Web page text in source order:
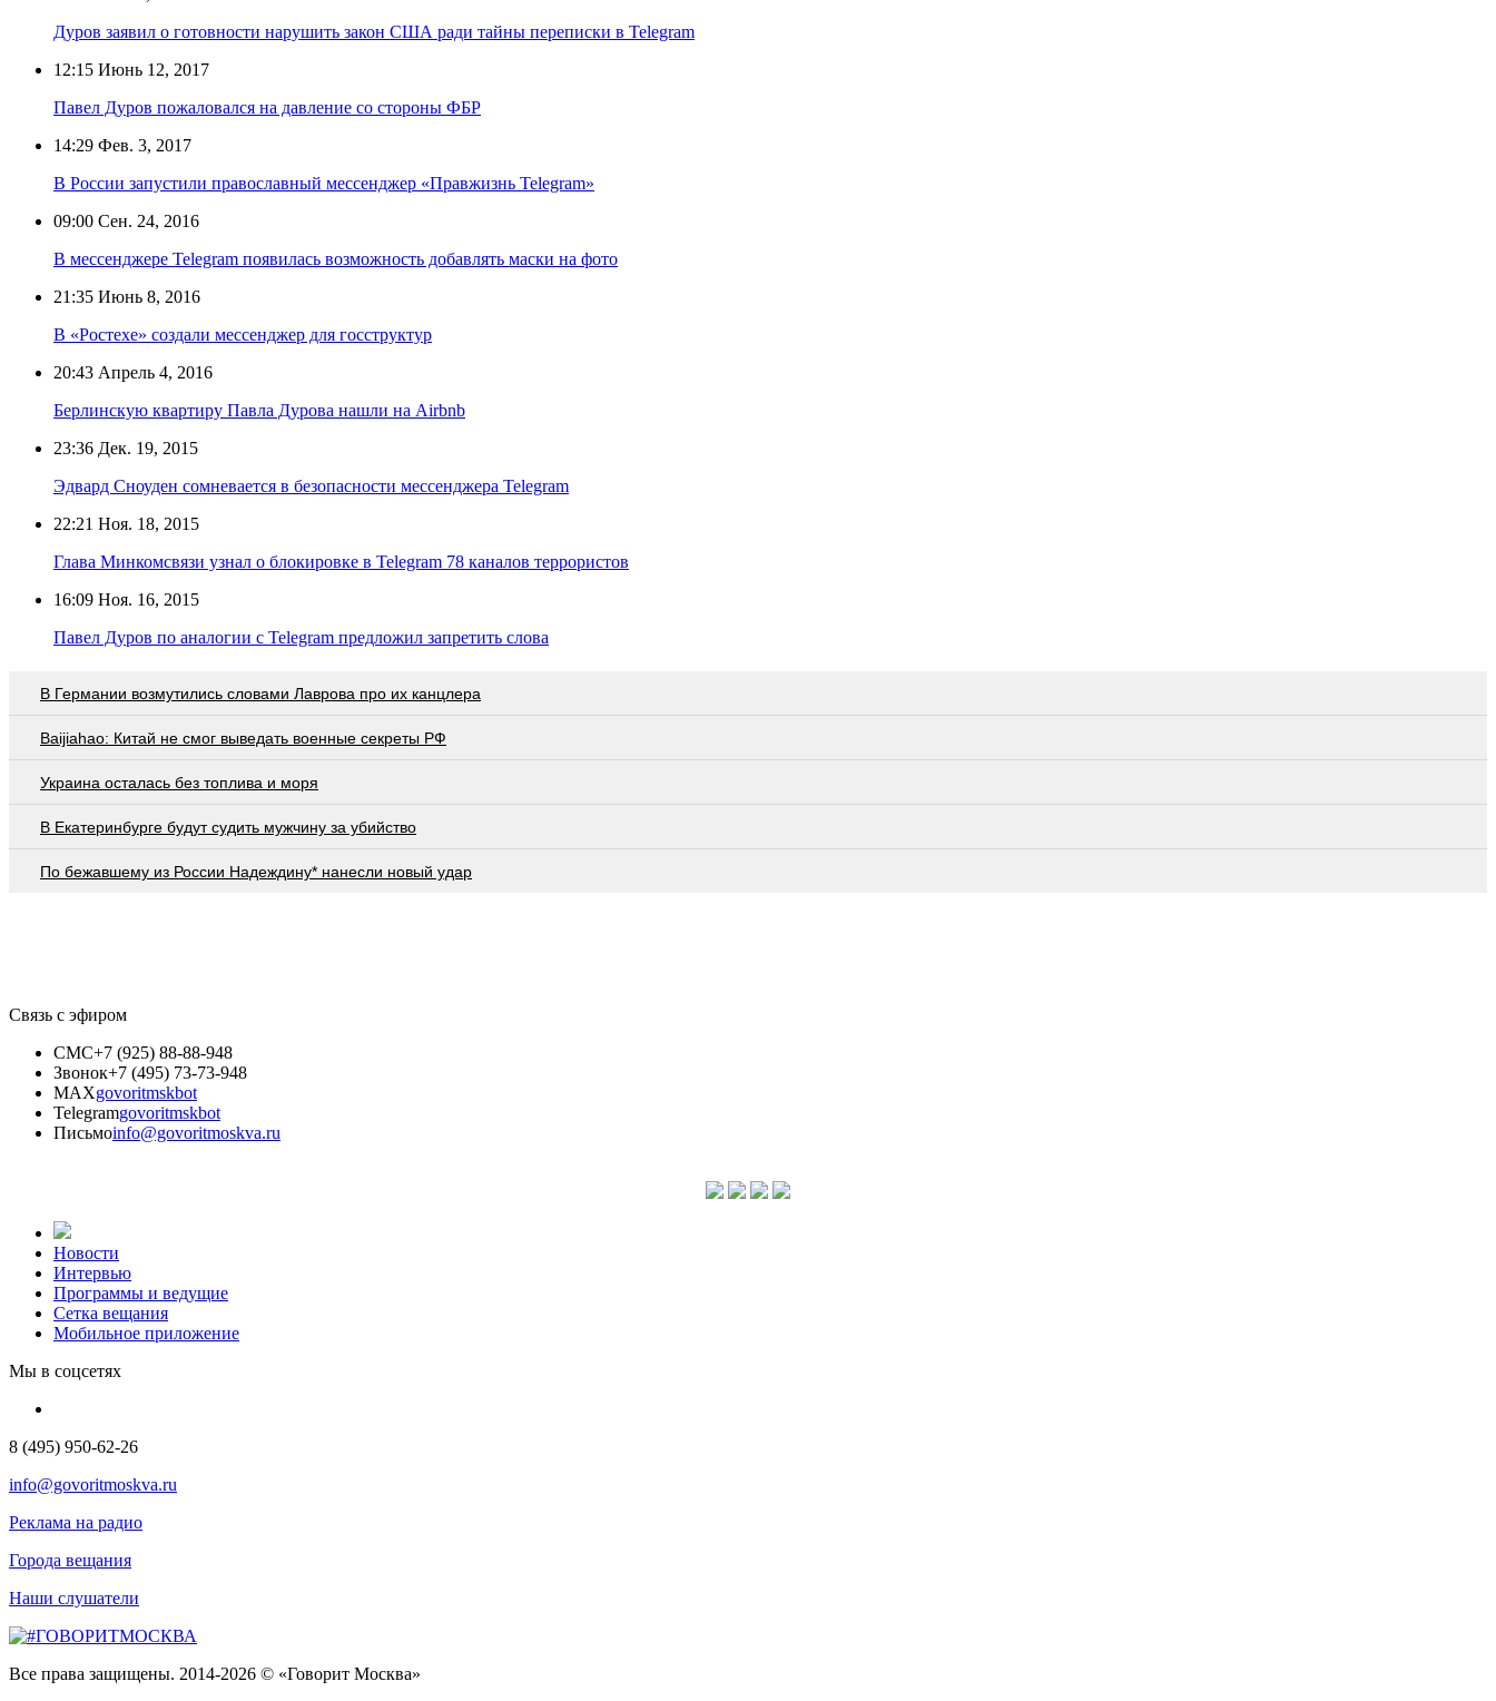
Дуров заявил о готовности нарушить закон США ради тайны переписки в Telegram
12:15 Июнь 12, 2017
Павел Дуров пожаловался на давление со стороны ФБР
14:29 Фев. 3, 2017
В России запустили православный мессенджер «Правжизнь Telegram»
09:00 Сен. 24, 2016
В мессенджере Telegram появилась возможность добавлять маски на фото
21:35 Июнь 8, 2016
В «Ростехе» создали мессенджер для госструктур
20:43 Апрель 4, 2016
Берлинскую квартиру Павла Дурова нашли на Airbnb
23:36 Дек. 19, 2015
Эдвард Сноуден сомневается в безопасности мессенджера Telegram
22:21 Ноя. 18, 2015
Глава Минкомсвязи узнал о блокировке в Telegram 78 каналов террористов
16:09 Ноя. 16, 2015
Павел Дуров по аналогии с Telegram предложил запретить слова
В Германии возмутились словами Лаврова про их канцлера
Baijiahao: Китай не смог выведать военные секреты РФ
Украина осталась без топлива и моря
В Екатеринбурге будут судить мужчину за убийство
По бежавшему из России Надеждину* нанесли новый удар
Связь с эфиром
СМС+7 (925) 88-88-948
Звонок+7 (495) 73-73-948
MAXgovoritmskbot
Telegramgovoritmskbot
Письмоinfo@govoritmoskva.ru
Новости
Интервью
Программы и ведущие
Сетка вещания
Мобильное приложение
Мы в соцсетях
8 (495) 950-62-26
info@govoritmoskva.ru
Реклама на радио
Города вещания
Наши слушатели
Все права защищены. 2014-2026 © «Говорит Москва»